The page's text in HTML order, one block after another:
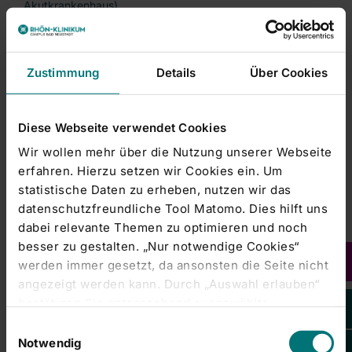
Zustimmung Details Über Cookies
Diese Webseite verwendet Cookies
Wir wollen mehr über die Nutzung unserer Webseite
erfahren. Hierzu setzen wir Cookies ein. Um
statistische Daten zu erheben, nutzen wir das
datenschutzfreundliche Tool Matomo. Dies hilft uns
dabei relevante Themen zu optimieren und noch
besser zu gestalten. „Nur notwendige Cookies“
werden immer gesetzt, da ansonsten die Seite nicht
angezeigt werden kann. Durch „Auswahl erlauben“
erlauben Sie alle eingesetzten Cookies. Sie können
Notwendig
Akutkrankenhaus).
QReha – Qualität in der psychosomatischen
Rehabilitation
Einrichtungen im Bereich der Rehabilitation verliehen wird.
Standards in der Behandlung psychosomatischer
Erkrankungen erfüllt, sondern auch ein umfassendes
Qualitätsmanagement in der Rehabilitationsbehandlung
bietet.
„Mit der QReha-Zertifizierung bestätigen wir unsere
herausragende Qualität in der rehabilitativen Versorgung.
Sie ist ein weiterer Beleg für unser Engagement, jedem
Patienten mit einem individuell abgestimmten
Therapiekonzept bestmöglich zu unterstützen“, erklärt
Guido Loy, Chefarzt der Psychosomatischen Klinik Bad
Neustadt (Chefarztbereich 2 – Rehabilitation,